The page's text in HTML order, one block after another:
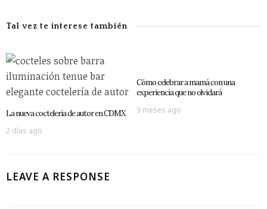
Tal vez te interese también
La nueva coctelería de autor en CDMX
2 días ago
Cómo celebrar a mamá con una
experiencia que no olvidará
3 meses ago
LEAVE A RESPONSE